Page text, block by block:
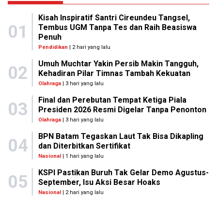
01
Kisah Inspiratif Santri Cireundeu Tangsel,
Tembus UGM Tanpa Tes dan Raih Beasiswa
Penuh
Pendidikan | 2 hari yang lalu
02
Umuh Muchtar Yakin Persib Makin Tangguh,
Kehadiran Pilar Timnas Tambah Kekuatan
Olahraga| 3 hari yang lalu
03
Final dan Perebutan Tempat Ketiga Piala
Presiden 2026 Resmi Digelar Tanpa Penonton
Olahraga| 3 hari yang lalu
04
BPN Batam Tegaskan Laut Tak Bisa Dikapling
dan Diterbitkan Sertifikat
Nasional| 1 hari yang lalu
05
KSPI Pastikan Buruh Tak Gelar Demo Agustus-
September, Isu Aksi Besar Hoaks
Nasional| 2 hari yang lalu